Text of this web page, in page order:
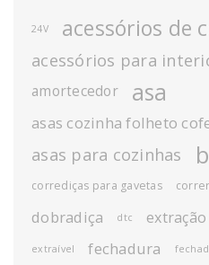
24V acessórios de
acessórios para
amortecedor asa
asas cozinha folheto
asas para cozinhas
corrediças para gavetas correr
dobradiça dtc
extraível fechadura